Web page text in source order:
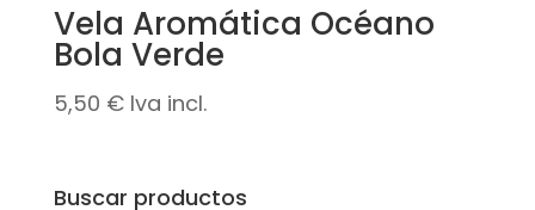
Vela Aromática Océano
Bola Verde
5,50 € Iva incl.
Buscar productos